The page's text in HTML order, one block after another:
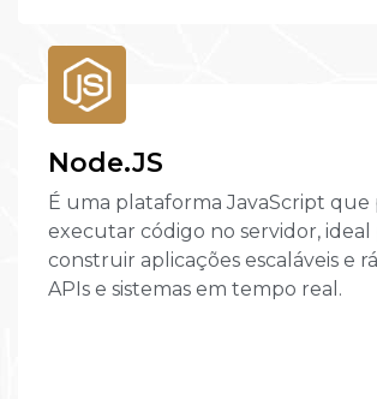
Node.JS
É uma plataforma JavaScript que
executar código no servidor, ideal
construir aplicações escaláveis e
APIs e sistemas em tempo real.